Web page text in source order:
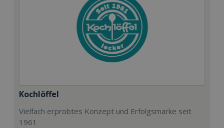
Kochlöffel
Vielfach erprobtes Konzept und Erfolgsmarke seit
1961